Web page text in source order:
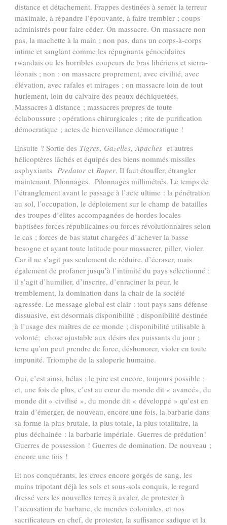
distance et détachement. Frappes destinées à semer la terreur
maximale, à répandre l’épouvante, à faire trembler ; coups
administrés pour faire céder. On massacre. On massacre non
pas, la machette à la main ; non pas, dans un corps-à-corps
intime et sanglant comme les répugnants génocidaires
rwandais ou les horribles coupeurs de bras libériens et sierra-
léonais ; non : on massacre proprement, avec civilité, avec
élévation, avec rafales et mirages ; on massacre loin de tout
hurlement, loin du calvaire des peaux déchiquetées.
Massacres à distance ; massacres propres de toute
éclaboussure ; opérations chirurgicales ; rite de purification
démocratique ; actes de bienveillance démocratique !
Ensuite ? Sortie des Tigres, Gazelles, Apaches et autres
hélicoptères lâchés et équipés des biens nommés missiles
asphyxiants Predator et Raper. Il faut étouffer, étrangler
maintenant. Pilonnages. Pilonnages millimétrés. Le temps de
l’étranglement avant le passage à l’acte ultime : la pénétration
au sol, l’occupation, le déploiement sur le champ de batailles
des troupes d’élites accompagnées de hordes locales
baptisées forces républicaines ou forces révolutionnaires selon
le cas ; forces de bas statut chargées d’achever la basse
besogne et ayant toute latitude pour massacrer, piller, violer.
Car il ne s’agit pas seulement de réduire, d’écraser, mais
également de profaner jusqu’à l’intimité du pays sélectionné ;
il s’agit d’humilier, d’inscrire, d’enraciner la peur, le
tremblement, la domination dans la chair de la société
agressée. Le message global est clair : tout pays sans défense
dissuasive, est désormais disponibilité ; disponibilité destinée
à l’usage des maîtres de ce monde ; disponibilité utilisable à
volonté; chose ajustable aux désirs des puissants du jour ;
terre qu’on peut prendre de force, déshonorer, violer en toute
impunité. Triomphe de la saloperie humaine.
Oui, c’est ainsi, hélas : le pire est encore, toujours possible ;
et, une fois de plus, c’est au cœur du monde dit « avancé», du
monde dit « civilisé », du monde dit « développé » qu’est en
train d’émerger, de nouveau, encore une fois, la barbarie dans
sa forme la plus brutale, la plus totale, la plus totalitaire, la
plus déchainée : la barbarie impériale. Guerres de prédation!
Guerres de possession ! Guerres de domination. De nouveau ;
encore une fois !
Et nos conquérants, les crocs encore gorgés de sang, les
mains tripotant déjà les sols et sous-sols conquis, le regard
dressé vers les nouvelles terres à avaler, de protester à
l’accusation de barbarie, de menées coloniales, et nos
sacrificateurs en chef, de protester, la suffisance sadique et la